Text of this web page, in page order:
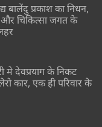
बालेंदु प्रकाश का निधन,
चिकित्सा जगत के
मे देवप्रयाग के निकट
कार, एक ही परिवार के